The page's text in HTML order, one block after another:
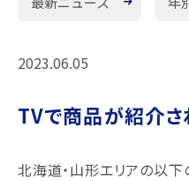
2023.06.05
TVで商品が紹介さ
北海道・山形エリアの以下